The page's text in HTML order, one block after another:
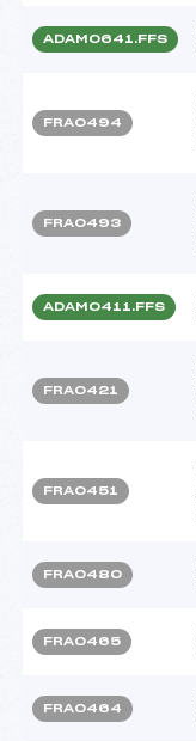
ADAM0641.FFS
FRA0494
FRA0493
ADAM0411.FFS
FRA0421
FRA0451
FRA0480
FRA0465
FRA0464